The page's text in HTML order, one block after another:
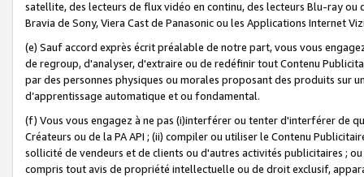
satellite, des lecteurs de flux vidéo en continu, des lecteurs Blu-ray
Bravia de Sony, Viera Cast de Panasonic ou les Applications Internet
(e) Sauf accord exprès écrit préalable de notre part, vous vous
de regroup, d'analyser, d'extraire ou de redéfinir tout Contenu
par des personnes physiques ou morales proposant des produits sur
d’apprentissage automatique et ou fondamental.
(f) Vous vous engagez à ne pas (i)interférer ou tenter d'interférer de
Créateurs ou de la PA API ; (ii) compiler ou utiliser le Contenu
sollicité de vendeurs et de clients ou d'autres activités publicitaires ;
compris tout avis de propriété intellectuelle ou de droit exclusif,